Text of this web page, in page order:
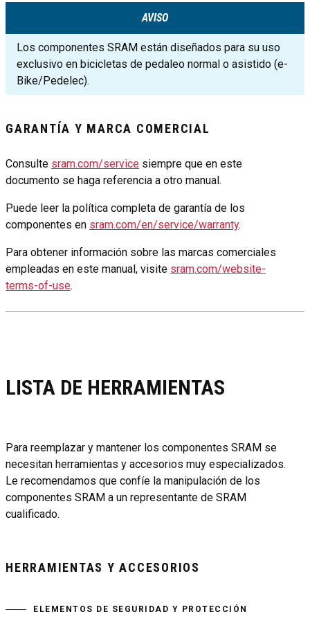
AVISO
Los componentes SRAM están diseñados para su uso
exclusivo en bicicletas de pedaleo normal o asistido (e-
Bike/Pedelec).
GARANTÍA Y MARCA COMERCIAL
Consulte sram.com/service siempre que en este
documento se haga referencia a otro manual.
Puede leer la política completa de garantía de los
componentes en sram.com/en/service/warranty.
Para obtener información sobre las marcas comerciales
empleadas en este manual, visite sram.com/website-
terms-of-use.
LISTA DE HERRAMIENTAS
Para reemplazar y mantener los componentes SRAM se
necesitan herramientas y accesorios muy especializados.
Le recomendamos que confíe la manipulación de los
componentes SRAM a un representante de SRAM
cualificado.
HERRAMIENTAS Y ACCESORIOS
ELEMENTOS DE SEGURIDAD Y PROTECCIÓN